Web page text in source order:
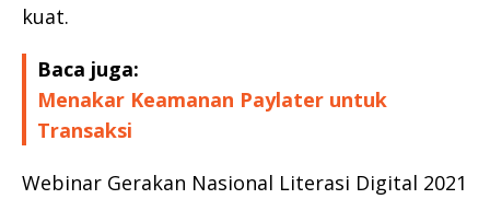
kuat.
Baca juga:
Menakar Keamanan Paylater untuk
Transaksi
Webinar Gerakan Nasional Literasi Digital 2021